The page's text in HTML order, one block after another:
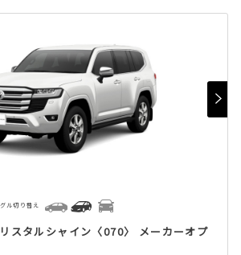
スタルシャイン〈070〉 メーカーオプ
ル切り替え